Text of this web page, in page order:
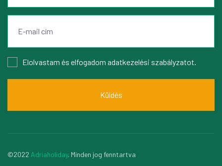
Elolvastam és elfogadom adatkezelési szabályzatot.
Küldés
©2022 Adriaholiday. Minden jog fenntartva